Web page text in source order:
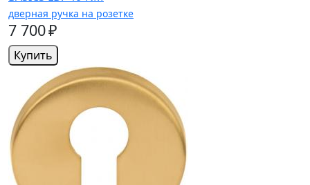
дверная ручка на розетке
7 700 ₽
Купить